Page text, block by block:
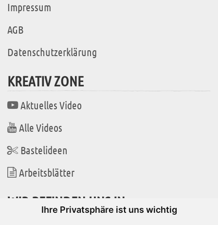
Ihre Privatsphäre ist uns wichtig
Impressum
AGB
Datenschutzerklärung
KREATIV ZONE
Aktuelles Video
Alle Videos
Bastelideen
Arbeitsblätter
WIR BEFINDEN UNS IN